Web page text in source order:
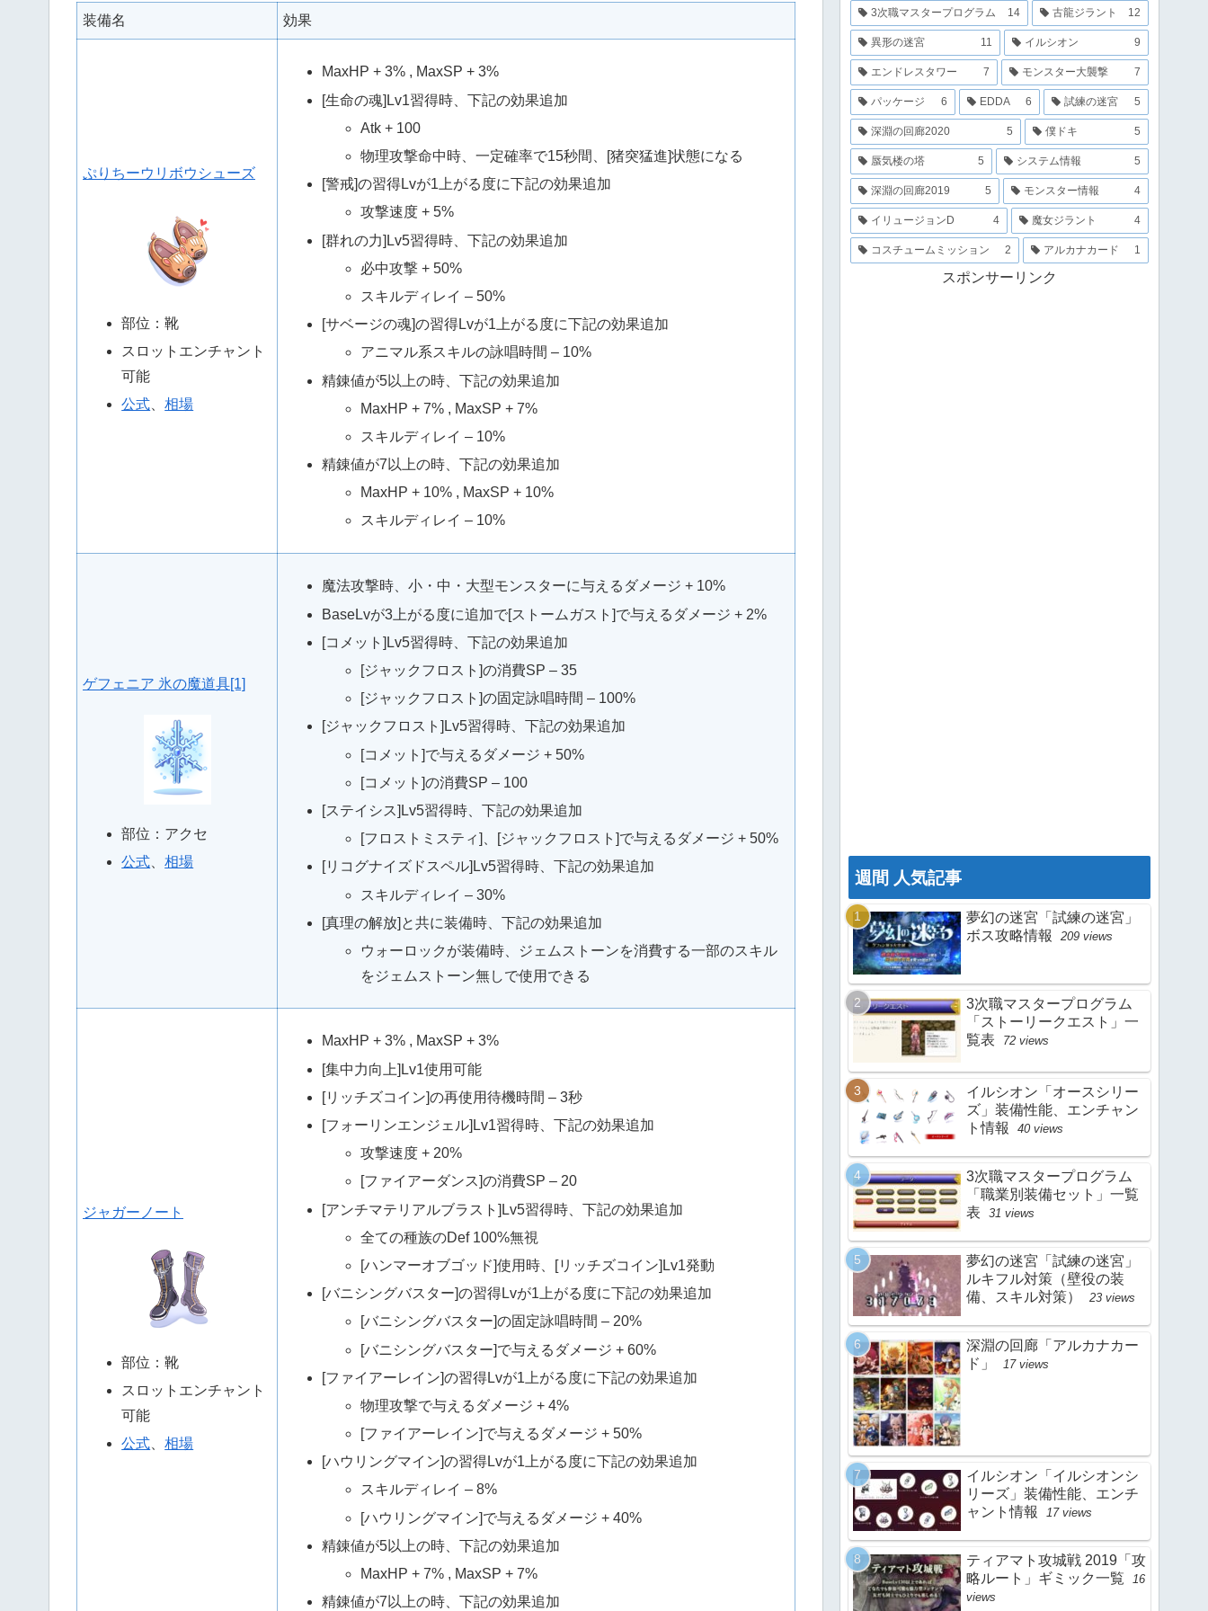
装備名 効果
ぷりちーウリボウシューズ
部位：靴
スロットエンチャント
可能
公式 、相場
MaxHP + 3% , MaxSP + 3%
[生命の魂]Lv1習得時、下記の効果追加
Atk + 100
物理攻撃命中時、一定確率で15秒間、[猪突猛進]状態になる
[警戒]の習得Lvが1上がる度に下記の効果追加
攻撃速度 + 5%
[群れの力]Lv5習得時、下記の効果追加
必中攻撃 + 50%
スキルディレイ – 50%
[サベージの魂]の習得Lvが1上がる度に下記の効果追加
アニマル系スキルの詠唱時間 – 10%
精錬値が5以上の時、下記の効果追加
MaxHP + 7% , MaxSP + 7%
スキルディレイ – 10%
精錬値が7以上の時、下記の効果追加
MaxHP + 10% , MaxSP + 10%
スキルディレイ – 10%
ゲフェニア 氷の魔道具[1]
部位：アクセ
公式 、相場
魔法攻撃時、小・中・大型モンスターに与えるダメージ + 10%
BaseLvが3上がる度に追加で[ストームガスト]で与えるダメージ + 2%
[コメット]Lv5習得時、下記の効果追加
[ジャックフロスト]の消費SP – 35
[ジャックフロスト]の固定詠唱時間 – 100%
[ジャックフロスト]Lv5習得時、下記の効果追加
[コメット]で与えるダメージ + 50%
[コメット]の消費SP – 100
[ステイシス]Lv5習得時、下記の効果追加
[フロストミスティ]、[ジャックフロスト]で与えるダメージ + 50%
[リコグナイズドスペル]Lv5習得時、下記の効果追加
スキルディレイ – 30%
[真理の解放]と共に装備時、下記の効果追加
ウォーロックが装備時、ジェムストーンを消費する一部のスキル
をジェムストーン無しで使用できる
ジャガーノート
部位：靴
スロットエンチャント
可能
公式 、相場
MaxHP + 3% , MaxSP + 3%
[集中力向上]Lv1使用可能
[リッチズコイン]の再使用待機時間 – 3秒
[フォーリンエンジェル]Lv1習得時、下記の効果追加
攻撃速度 + 20%
[ファイアーダンス]の消費SP – 20
[アンチマテリアルブラスト]Lv5習得時、下記の効果追加
全ての種族のDef 100%無視
[ハンマーオブゴッド]使用時、[リッチズコイン]Lv1発動
[バニシングバスター]の習得Lvが1上がる度に下記の効果追加
[バニシングバスター]の固定詠唱時間 – 20%
[バニシングバスター]で与えるダメージ + 60%
[ファイアーレイン]の習得Lvが1上がる度に下記の効果追加
物理攻撃で与えるダメージ + 4%
[ファイアーレイン]で与えるダメージ + 50%
[ハウリングマイン]の習得Lvが1上がる度に下記の効果追加
スキルディレイ – 8%
[ハウリングマイン]で与えるダメージ + 40%
精錬値が5以上の時、下記の効果追加
MaxHP + 7% , MaxSP + 7%
精錬値が7以上の時、下記の効果追加
3次職マスタープログラム 14 古龍ジラント 12
異形の迷宮 11 イルシオン 9
エンドレスタワー 7 モンスター大襲撃 7
パッケージ 6 EDDA 6 試練の迷宮 5
深淵の回廊2020 5 僕ドキ 5
蜃気楼の塔 5 システム情報 5
深淵の回廊2019 5 モンスター情報 4
イリュージョンD 4 魔女ジラント 4
コスチュームミッション 2 アルカナカード 1
スポンサーリンク
週間 人気記事
夢幻の迷宮「試練の迷宮」
ボス攻略情報
209 views
3次職マスタープログラム
「ストーリークエスト」一
覧表
72 views
イルシオン「オースシリー
ズ」装備性能、エンチャン
ト情報
40 views
3次職マスタープログラム
「職業別装備セット」一覧
表
31 views
夢幻の迷宮「試練の迷宮」
ルキフル対策（壁役の装
備、スキル対策）
23 views
深淵の回廊「アルカナカー
ド」
17 views
イルシオン「イルシオンシ
リーズ」装備性能、エンチ
ャント情報
17 views
ティアマト攻城戦 2019「攻
略ルート」ギミック一覧
16
views